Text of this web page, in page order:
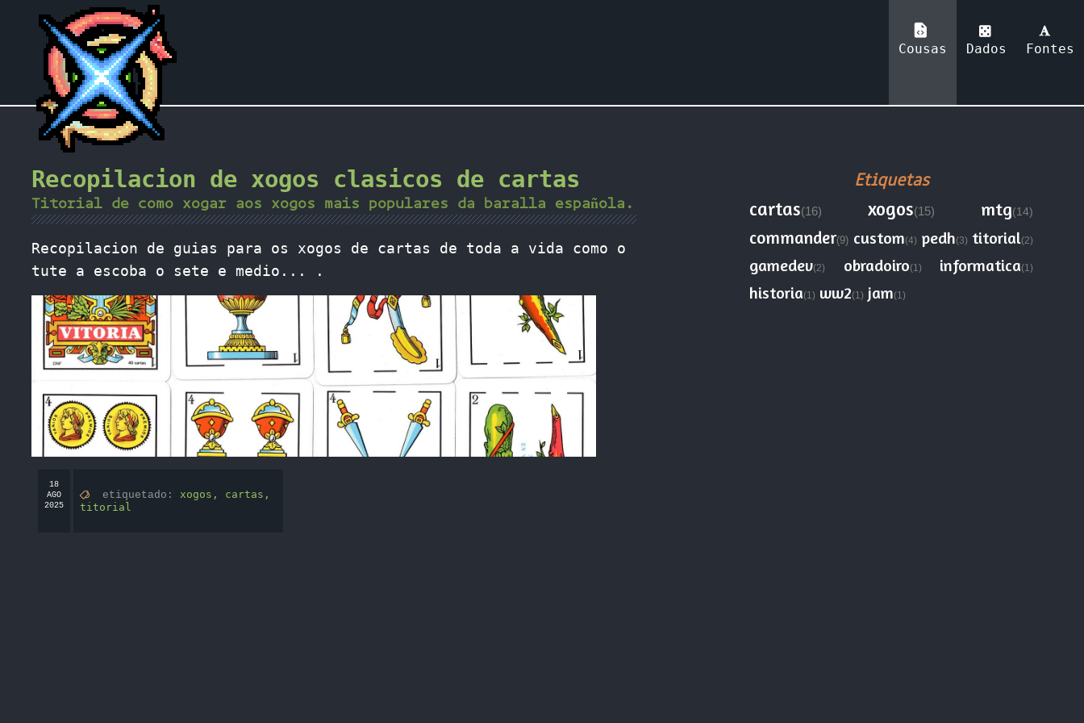
Cousas Dados Fontes
Recopilacion de xogos clasicos de cartas
Titorial de como xogar aos xogos mais populares da baralla española.
Recopilacion de guias para os xogos de cartas de toda a vida como o
tute a escoba o sete e medio... .
18
AGO
2025
etiquetado: xogos, cartas,
titorial
Etiquetas
cartas(16) xogos(15) mtg(14)
commander(9) custom(4) pedh(3) titorial(2)
gamedev(2) obradoiro(1) informatica(1)
historia(1) ww2(1) jam(1)